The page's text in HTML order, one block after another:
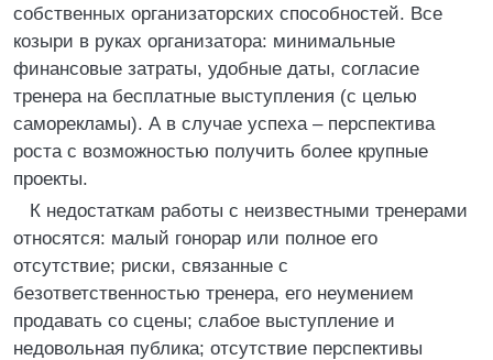
собственных организаторских способностей. Все
козыри в руках организатора: минимальные
финансовые затраты, удобные даты, согласие
тренера на бесплатные выступления (с целью
саморекламы). А в случае успеха – перспектива
роста с возможностью получить более крупные
проекты.
К недостаткам работы с неизвестными тренерами
относятся: малый гонорар или полное его
отсутствие; риски, связанные с
безответственностью тренера, его неумением
продавать со сцены; слабое выступление и
недовольная публика; отсутствие перспективы